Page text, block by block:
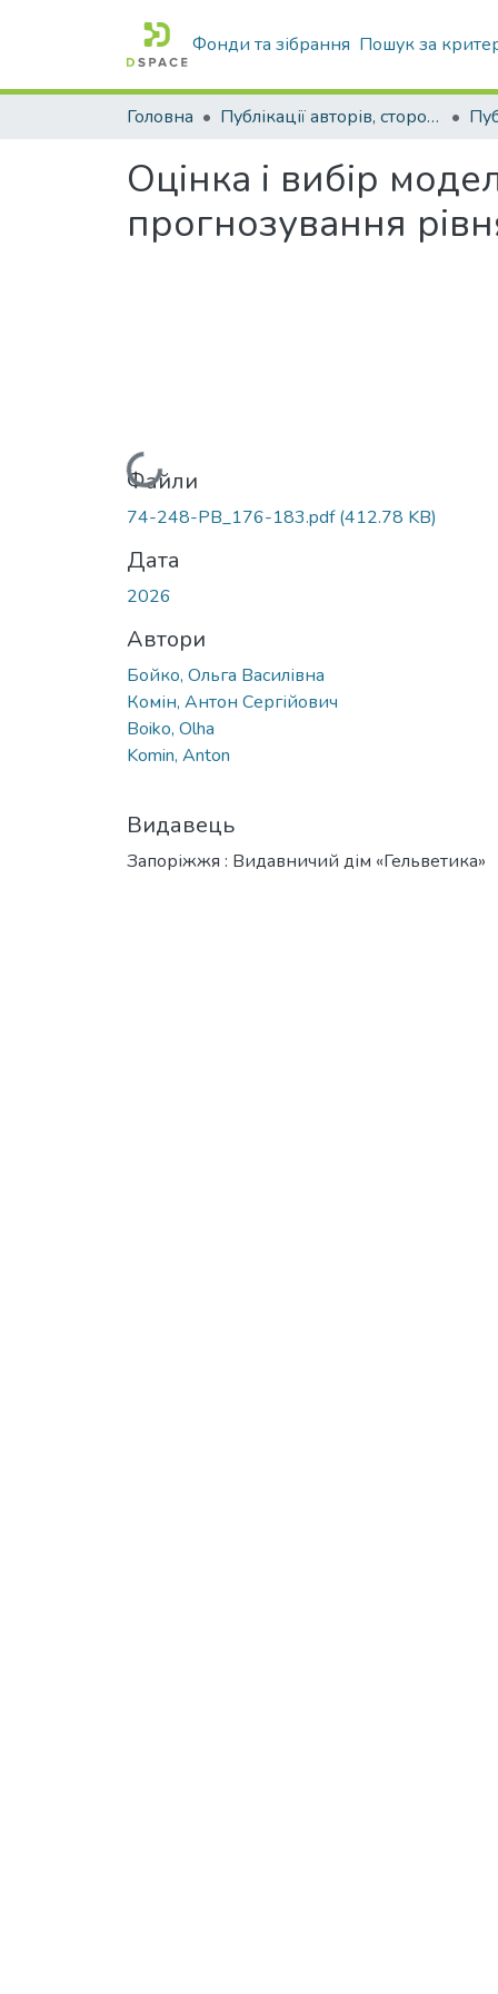
Фонди та зібрання Пошук за
Головна Публікації авторів, сторонніх університету
Оцінка і вибір
прогнозування
Вантажиться...
Файли
74-248-PB_176-183.pdf(412.78 KB)
Дата
2026
Автори
Бойко, Ольга Василівна
Комін, Антон Сергійович
Boiko, Olha
Komin, Anton
Видавець
Запоріжжя : Видавничий дім «Гельветика»